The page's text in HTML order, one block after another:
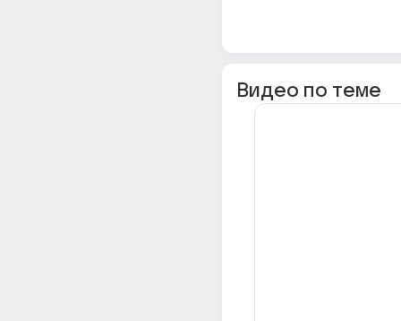
Видео по теме